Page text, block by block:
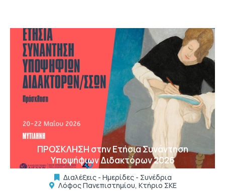
t
ΠΡΟΣΚΛΗΣΗ στην Ετήσια Συνάντηση
Υποψήφιων Διδακτόρων 2026
Διαλέξεις - Ημερίδες - Συνέδρια
Λόφος Πανεπιστημίου, Κτήριο ΣΚΕ